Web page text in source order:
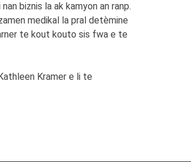
biznis la ak kamyon an ranp.
medikal la pral detèmine
te kout kouto sis fwa e te
Kramer e li te